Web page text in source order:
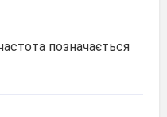
позначається